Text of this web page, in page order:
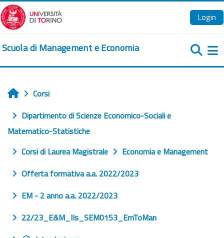
Vai al contenuto principale
Login
Scuola di Management e Economia
Home
Corsi
Dipartimento di Scienze Economico-Sociali e
Matematico-Statistiche
Corsi di Laurea Magistrale
Economia e Management
Offerta formativa a.a. 2022/2023
EM - 2 anno a.a. 2022/2023
22/23_E&M_IIs_SEM0153_EmToMan